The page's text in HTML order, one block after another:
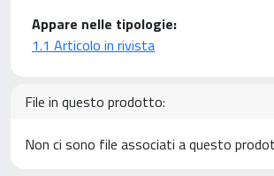
Appare nelle tipologie:
1.1 Articolo in rivista
File in questo prodotto:
Non ci sono file associati a questo